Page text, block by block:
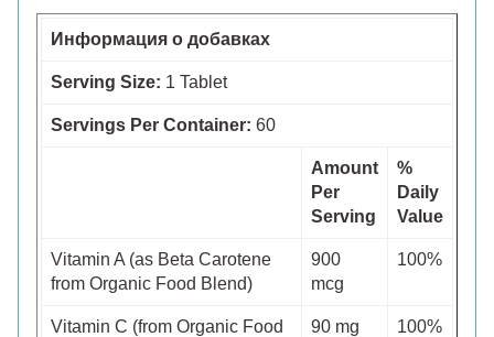
Информация о добавках
Serving Size: 1 Tablet
Servings Per Container: 60
Amount
Per
Serving
%
Daily
Value
Vitamin A (as Beta Carotene
from Organic Food Blend)
900
mcg
100%
Vitamin C (from Organic Food
90 mg 100%